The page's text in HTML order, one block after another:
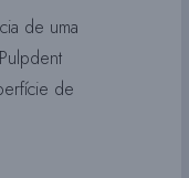
de uma
de